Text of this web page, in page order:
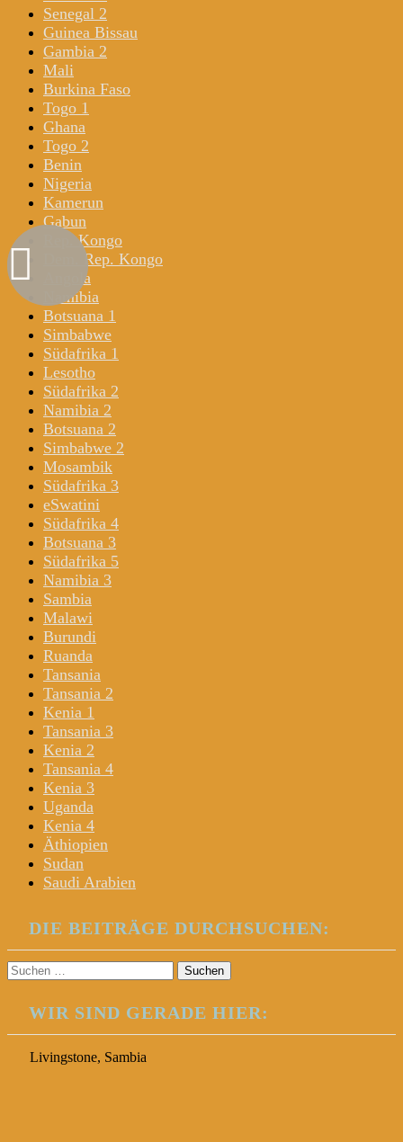
Senegal 2
Guinea Bissau
Gambia 2
Mali
Burkina Faso
Togo 1
Ghana
Togo 2
Benin
Nigeria
Kamerun
Gabun
Rep. Kongo
Dem. Rep. Kongo
Angola
Namibia
Botsuana 1
Simbabwe
Südafrika 1
Lesotho
Südafrika 2
Namibia 2
Botsuana 2
Simbabwe 2
Mosambik
Südafrika 3
eSwatini
Südafrika 4
Botsuana 3
Südafrika 5
Namibia 3
Sambia
Malawi
Burundi
Ruanda
Tansania
Tansania 2
Kenia 1
Tansania 3
Kenia 2
Tansania 4
Kenia 3
Uganda
Kenia 4
Äthiopien
Sudan
Saudi Arabien
DIE BEITRÄGE DURCHSUCHEN:
Suchen
nach:
WIR SIND GERADE HIER:
Livingstone, Sambia